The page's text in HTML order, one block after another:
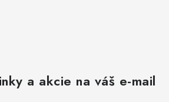
a akcie na váš e-mail